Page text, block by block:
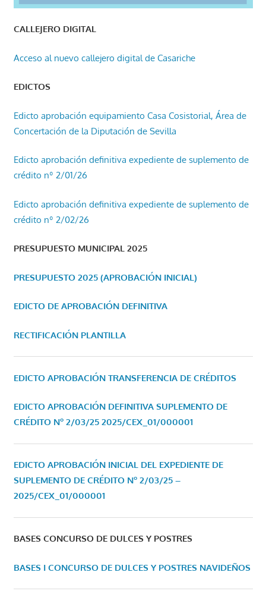
CALLEJERO DIGITAL
Acceso al nuevo callejero digital de Casariche
EDICTOS
Edicto aprobación equipamiento Casa Cosistorial, Área de
Concertación de la Diputación de Sevilla
Edicto aprobación definitiva expediente de suplemento de
crédito nº 2/01/26
Edicto aprobación definitiva expediente de suplemento de
crédito nº 2/02/26
PRESUPUESTO MUNICIPAL 2025
PRESUPUESTO 2025 (APROBACIÓN INICIAL)
EDICTO DE APROBACIÓN DEFINITIVA
RECTIFICACIÓN PLANTILLA
EDICTO APROBACIÓN TRANSFERENCIA DE CRÉDITOS
EDICTO APROBACIÓN DEFINITIVA SUPLEMENTO DE
CRÉDITO Nº 2/03/25 2025/CEX_01/000001
EDICTO APROBACIÓN INICIAL DEL EXPEDIENTE DE
SUPLEMENTO DE CRÉDITO Nº 2/03/25 –
2025/CEX_01/000001
BASES CONCURSO DE DULCES Y POSTRES
BASES I CONCURSO DE DULCES Y POSTRES NAVIDEÑOS